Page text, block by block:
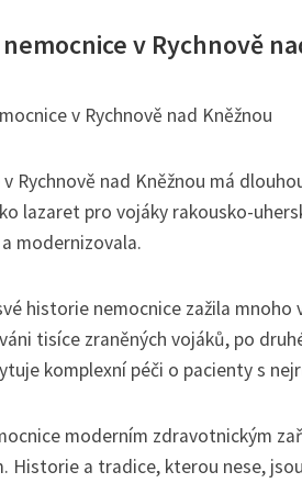
v Rychnově
v Rychnově nad Kněžnou
v Rychnově nad Kněžnou má
lazaret pro vojáky rakousko-
modernizovala.
historie nemocnice zažila mnoho
tisíce zraněných vojáků, po
komplexní péči o pacienty s
moderním zdravotnickým
Historie a tradice, kterou nese,